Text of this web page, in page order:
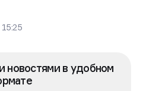
15:25
новостями в удобном